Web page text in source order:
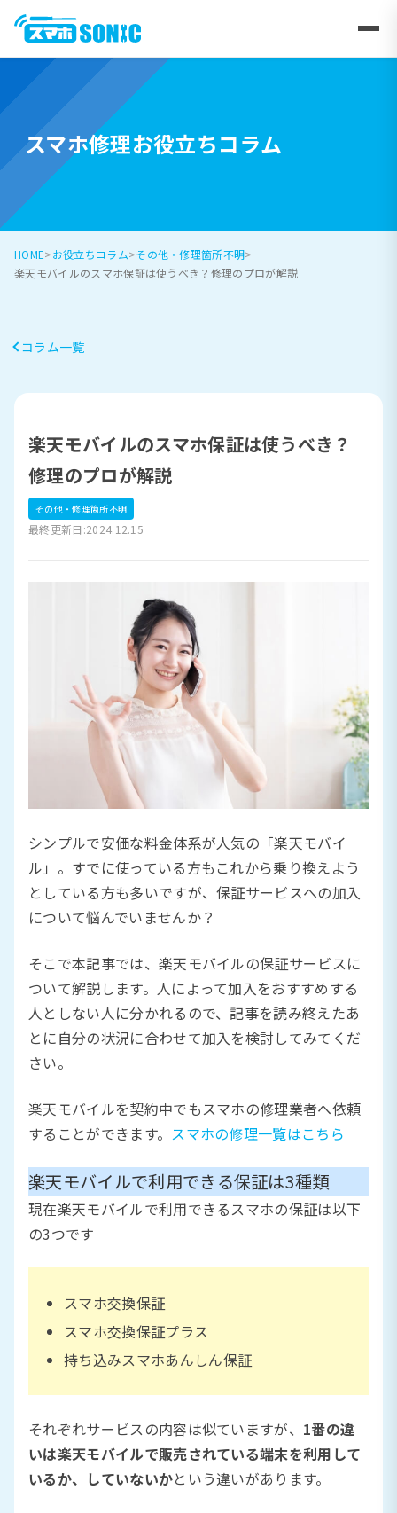
スマホ修理お役立ちコラム
HOME お役立ちコラム その他・修理箇所不明
楽天モバイルのスマホ保証は使うべき？修理のプロが解説
コラム一覧
楽天モバイルのスマホ保証は使うべき？
修理のプロが解説
その他・修理箇所不明
最終更新日:2024.12.15
シンプルで安価な料金体系が人気の「楽天モバイ
ル」。すでに使っている方もこれから乗り換えよう
としている方も多いですが、保証サービスへの加入
について悩んでいませんか？
そこで本記事では、楽天モバイルの保証サービスに
ついて解説します。人によって加入をおすすめする
人としない人に分かれるので、記事を読み終えたあ
とに自分の状況に合わせて加入を検討してみてくだ
さい。
楽天モバイルを契約中でもスマホの修理業者へ依頼
することができます。 スマホの修理一覧はこちら
楽天モバイルで利用できる保証は3種類
現在楽天モバイルで利用できるスマホの保証は以下
の3つです
スマホ交換保証
スマホ交換保証プラス
持ち込みスマホあんしん保証
それぞれサービスの内容は似ていますが、 1番の違
いは楽天モバイルで販売されている端末を利用して
いるか、していないかという違いがあります。